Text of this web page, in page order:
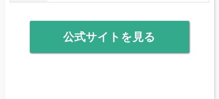
公式サイトを見る